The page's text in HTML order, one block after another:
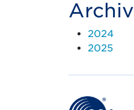
Archiv
2024
2025